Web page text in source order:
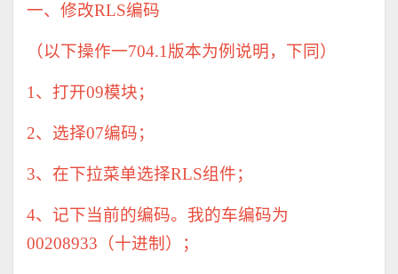
一、修改RLS编码
（以下操作一704.1版本为例说明，下同）
1、打开09模块；
2、选择07编码；
3、在下拉菜单选择RLS组件；
4、记下当前的编码。我的车编码为
00208933 （十进制）；